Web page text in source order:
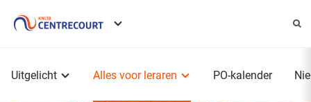
Uitgelicht Alles voor leraren PO-kalender